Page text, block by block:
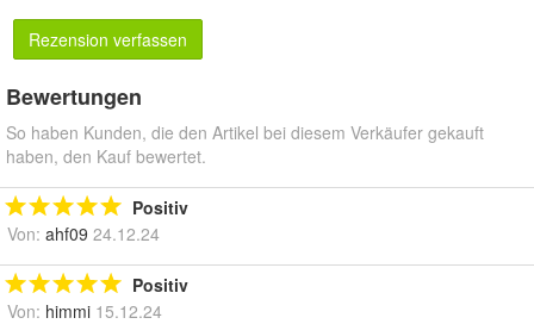
Rezension verfassen
Bewertungen
So haben Kunden, die den Artikel bei diesem Verkäufer gekauft
haben, den Kauf bewertet.
Positiv
Von: ahf09 24.12.24
Positiv
Von: himmi 15.12.24